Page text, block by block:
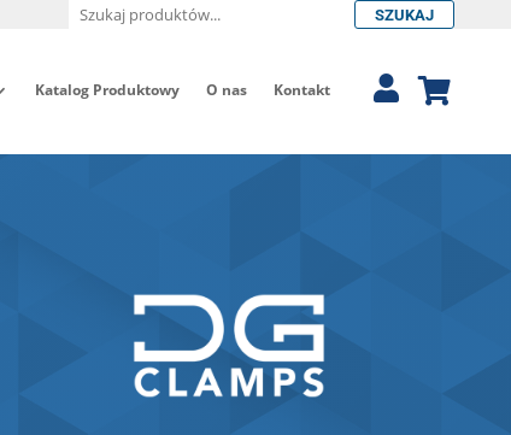
SZUKAJ
Katalog Produktowy O nas Kontakt